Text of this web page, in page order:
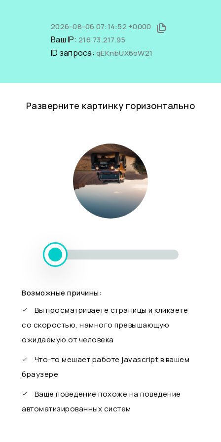
2026-08-06 07:14:52 +0000
Ваш IP: 216.73.217.95
ID запроса: qEKnbUX6oW21
Разверните картинку горизонтально
Возможные причины:
Вы просматриваете страницы и кликаете
со скоростью, намного превышающую
ожидаемую от человека
Что-то мешает работе javascript в вашем
браузере
Ваше поведение похоже на поведение
автоматизированных систем